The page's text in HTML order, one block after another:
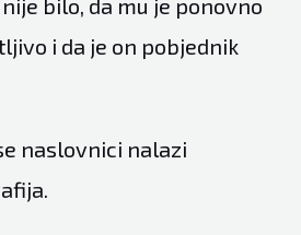
bilo, da mu je ponovno
i da je on pobjednik
naslovnici nalazi